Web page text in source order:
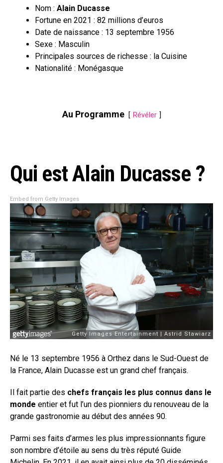
Nom : Alain Ducasse
Fortune en 2021 : 82 millions d’euros
Date de naissance : 13 septembre 1956
Sexe : Masculin
Principales sources de richesse : la Cuisine
Nationalité : Monégasque
Au Programme Révéler
Qui est Alain Ducasse ?
Embed from Getty Images
Né le 13 septembre 1956 à Orthez dans le Sud-Ouest de
la France, Alain Ducasse est un grand chef français.
Il fait partie des chefs français les plus connus dans le
monde entier et fut l’un des pionniers du renouveau de la
grande gastronomie au début des années 90.
Parmi ses faits d’armes les plus impressionnants figure
son nombre d’étoile au sens du très réputé Guide